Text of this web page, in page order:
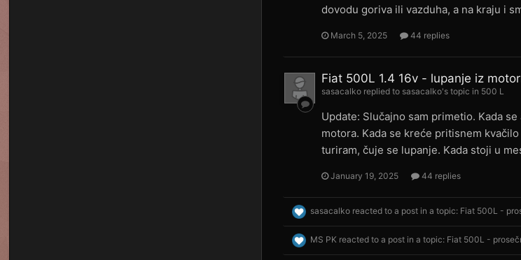
dovodu goriva ili vazduha, a na kraju i
March 5, 2025 44 replies
Fiat 500L 1.4 16v - lupanje iz
sasacalko replied to sasacalko's topic in 500 L
Update: Slučajno sam primetio. Kada
motora. Kada se kreće pritisnem
turiram, čuje se lupanje. Kada stoji u
January 19, 2025 44 replies
sasacalko reacted to a post in a topic: Fiat 500L -
MS PK reacted to a post in a topic: Fiat 500L -